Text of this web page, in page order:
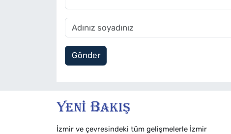
Gönder
İzmir ve çevresindeki tüm gelişmelerle İzmir